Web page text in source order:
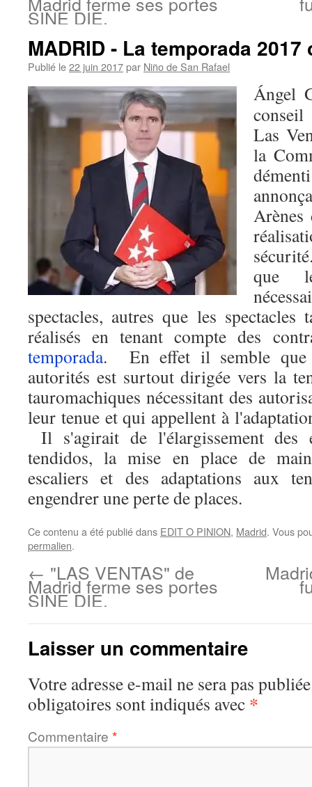
SINE DIE.
MADRID - La temporada
Publié le22 juin 2017par Niño de San Rafael
Ángel
Las
la
Arènes
que
spectacles, autres que les spectacles
réalisés en tenant compte des
temporada. En effet il semble que
autorités est surtout dirigée vers la
tauromachiques nécessitant des
leur tenue et qui appellent à
Il s'agirait de l'élargissement des
tendidos, la mise en place de
escaliers et des adaptations aux
engendrer une perte de places.
Ce contenu a été publié dans EDIT O PINION, Madrid. Vous
permalien.
← "LAS VENTAS" de
Madrid ferme ses portes
SINE DIE.
Laisser un commentaire
Votre adresse e-mail ne sera pas
obligatoires sont indiqués avec *
Commentaire *